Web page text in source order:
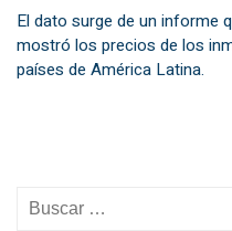
El dato surge de un informe
mostró los precios de los
países de América Latina.